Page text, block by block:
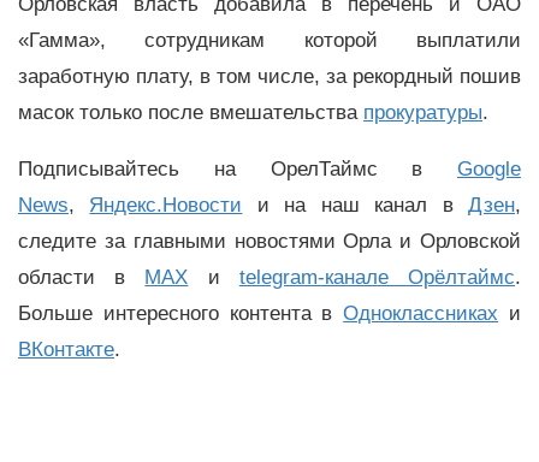
«Гамма», сотрудникам которой выплатили
заработную плату, в том числе, за рекордный пошив
масок только после вмешательства прокуратуры.
Подписывайтесь на ОрелТаймс в Google
News, Яндекс.Новости и на наш канал вДзен,
следите за главными новостями Орла и Орловской
области в MAX и telegram-канале Орёлтаймс.
Больше интересного контента вОдноклассниках и
ВКонтакте.